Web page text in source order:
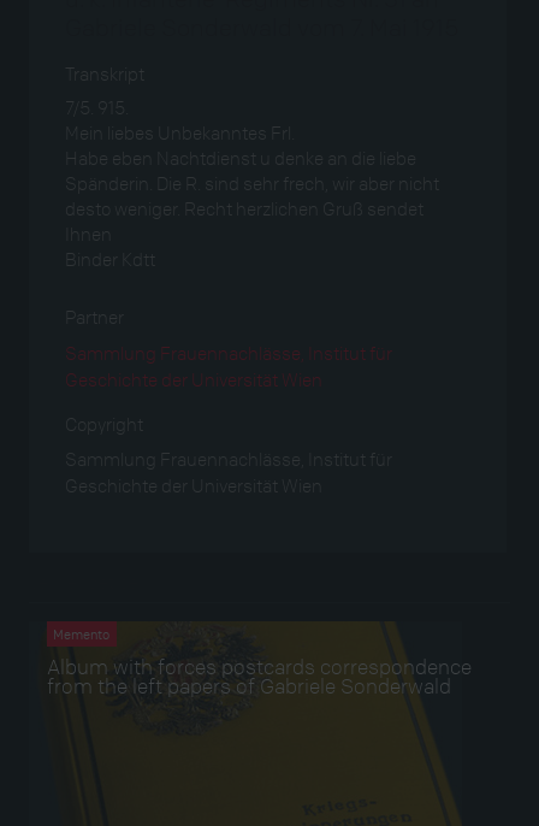
Transkript
7/5. 915.
Mein liebes Unbekanntes Frl.
Habe eben Nachtdienst u denke an die liebe
Spänderin. Die R. sind sehr frech, wir aber nicht
desto weniger. Recht herzlichen Gruß sendet
Ihnen
Binder Kdtt
Partner
Sammlung Frauennachlässe, Institut für
Geschichte der Universität Wien
Copyright
Sammlung Frauennachlässe, Institut für
Geschichte der Universität Wien
Memento
Album with forces postcards correspondence
from the left papers of Gabriele Sonderwald